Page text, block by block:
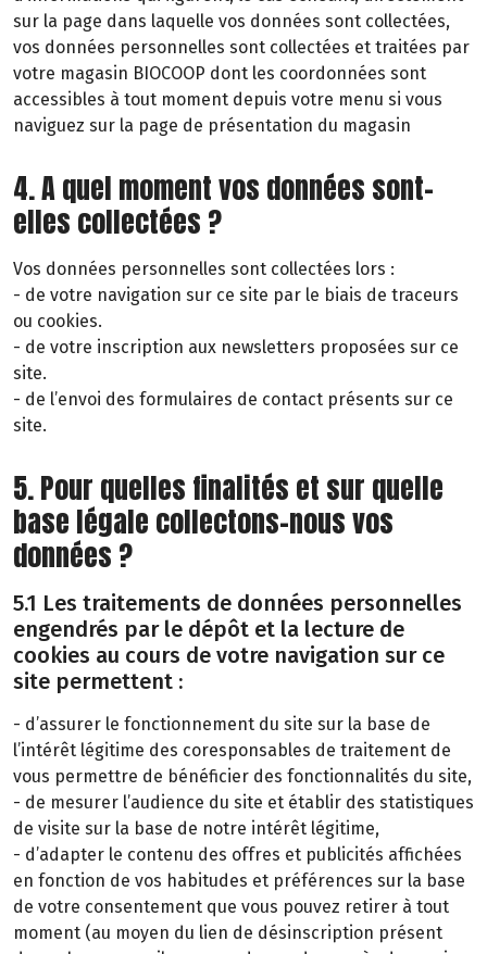
sur la page dans laquelle vos données sont collectées,
vos données personnelles sont collectées et traitées par
votre magasin BIOCOOP dont les coordonnées sont
accessibles à tout moment depuis votre menu si vous
naviguez sur la page de présentation du magasin
4. A quel moment vos données sont-
elles collectées ?
Vos données personnelles sont collectées lors :
- de votre navigation sur ce site par le biais de traceurs
ou cookies.
- de votre inscription aux newsletters proposées sur ce
site.
- de l’envoi des formulaires de contact présents sur ce
site.
5. Pour quelles finalités et sur quelle
base légale collectons-nous vos
données ?
5.1 Les traitements de données personnelles
engendrés par le dépôt et la lecture de
cookies au cours de votre navigation sur ce
site permettent :
- d’assurer le fonctionnement du site sur la base de
l’intérêt légitime des coresponsables de traitement de
vous permettre de bénéficier des fonctionnalités du site,
- de mesurer l’audience du site et établir des statistiques
de visite sur la base de notre intérêt légitime,
- d’adapter le contenu des offres et publicités affichées
en fonction de vos habitudes et préférences sur la base
de votre consentement que vous pouvez retirer à tout
moment (au moyen du lien de désinscription présent